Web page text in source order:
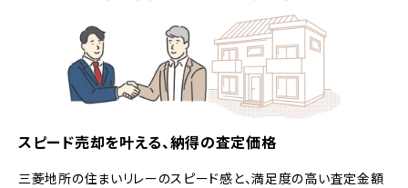
スピード売却を叶える、納得の査定価格
三菱地所の住まいリレーのスピード感と、満足度の高い査定金額